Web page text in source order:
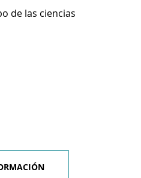
de las ciencias